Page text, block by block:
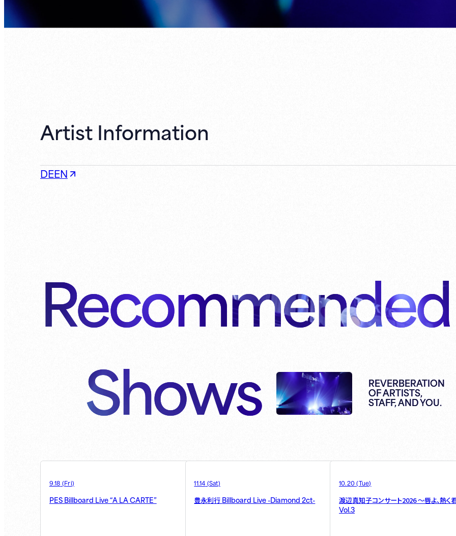
Artist Information
DEEN
Recommended
Shows
REVERBERATION
OF ARTISTS,
STAFF, AND YOU.
9.18 (Fri)
PES Billboard Live “A LA CARTE”
11.14 (Sat)
豊永利行 Billboard Live -Diamond 2ct-
10.20(Tue)
渡辺真知子コンサート2026 ～唇よ、熱く
Vol.3